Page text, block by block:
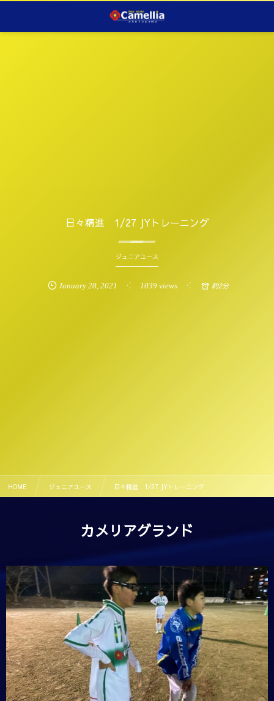
日々精進 1/27 JYトレーニング
ジュニアユース
January 28 ,2021 1039 views 約2分
HOME ジュニアユース 日々精進 1/27 JYトレーニング
カメリアグランド